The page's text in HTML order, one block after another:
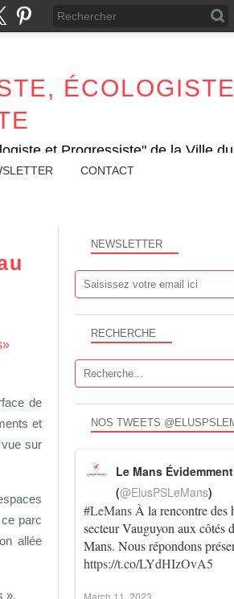
et Progressiste" de la Ville
CONTACT
de
et
sur
parc
allée
».
NEWSLETTER
RECHERCHE
NOS TWEETS
#LeMans À la rencontre des
secteur Vauguyon aux côtés
Mans. Nous répondons
https://t.co/LYdHIzOvA5
Le Mans
(@ElusPSLeMans)
March 11, 2023